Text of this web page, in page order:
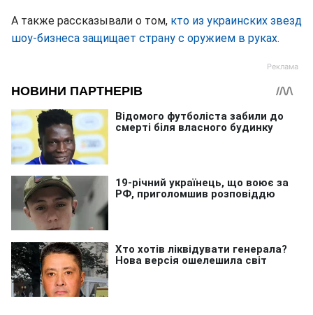
А также рассказывали о том, кто из украинских звезд
шоу-бизнеса защищает страну с оружием в руках.